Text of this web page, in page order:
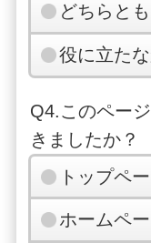
どちらと
役に立た
Q4.このペー
きましたか？
トップペ
ホームペ